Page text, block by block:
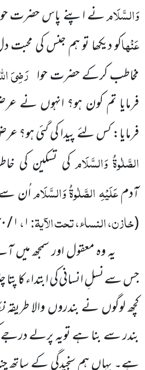
وَالسَّلَامنے اپنے پاس حضرت
عَنْہاکو دیکھا تو ہم جنس کی محبت
مخاطب کرکے حضرت حوا رَضِیَ
فرمایا تم کون ہو؟ انہوں
فرمایا: کس لئے پیدا کی گئی
الصَّلٰوۃُ وَالسَّلَامکی تسکین کی
آدمعَلَیْہِ الصَّلٰوۃُ وَالسَّلَاماُن سے
(خازن، النساء، تحت الآیۃ:۱،۱ / ۳۴۰)
یہ وہ معقول اور سمجھ میں
جس سے نسلِ انسانی کی ابتداء کا پتا
کچھ لوگوں نے بندروں والا طریقہ
بندر سے بنا ہے تویہ پرلے
ہے۔ یہاں ہم سنجیدگی کے ساتھ